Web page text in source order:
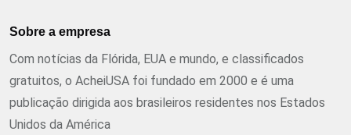
Sobre a empresa
Com notícias da Flórida, EUA e mundo, e classificados
gratuitos, o AcheiUSA foi fundado em 2000 e é uma
publicação dirigida aos brasileiros residentes nos Estados
Unidos da América